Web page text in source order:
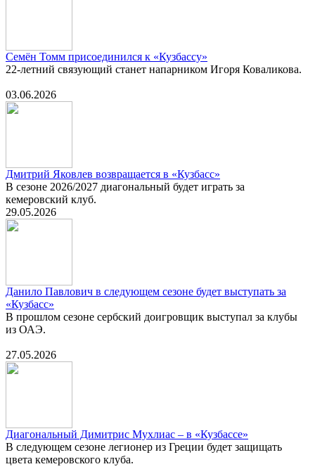
Семён Томм присоединился к «Кузбассу»
22-летний связующий станет напарником Игоря Коваликова.
03.06.2026
Дмитрий Яковлев возвращается в «Кузбасс»
В сезоне 2026/2027 диагональный будет играть за
кемеровский клуб.
29.05.2026
Данило Павлович в следующем сезоне будет выступать за
«Кузбасс»
В прошлом сезоне сербский доигровщик выступал за клубы
из ОАЭ.
27.05.2026
Диагональный Димитрис Мухлиас – в «Кузбассе»
В следующем сезоне легионер из Греции будет защищать
цвета кемеровского клуба.